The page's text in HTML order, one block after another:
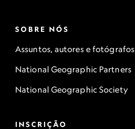
SOBRE NÓS
Assuntos, autores e fotógrafos
National Geographic Partners
National Geographic Society
INSCRIÇÃO